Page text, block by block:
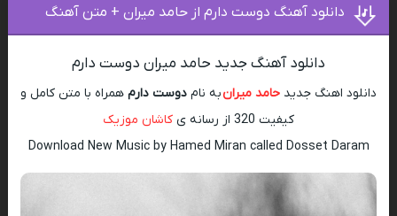
دانلود آهنگ دوست دارم از حامد میران + متن آهنگ
دانلود آهنگ جدید حامد میران دوست دارم
دانلود اهنگ جدید حامد میرانبه نام دوست دارم همراه با متن کامل و
کیفیت 320 از رسانه ی
کاشان موزیک
Download New Music by Hamed Miran called Dosset Daram